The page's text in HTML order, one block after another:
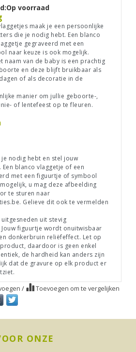
Op voorraad
maak je een persoonlijke
die je nodig hebt. Een blanco
gegraveerd met een
naar keuze is ook mogelijk.
naam van de baby is een prachtig
en deze blijft bruikbaar als
of als decoratie in de
manier om jullie geboorte-,
of lentefeest op te fleuren.
nodig hebt en stel jouw
blanco vlaggetje of een
met een figuurtje of symbool
u mag deze afbeelding
te sturen naar
. Gelieve dit ook te vermelden
uit stevig
figuurtje wordt onuitwisbaar
donkerbruin reliëfeffect. Let op
daardoor is geen enkel
de hardheid kan anders zijn
dat de gravure op elk product er
/ Toevoegen om te vergelijken
ONZE